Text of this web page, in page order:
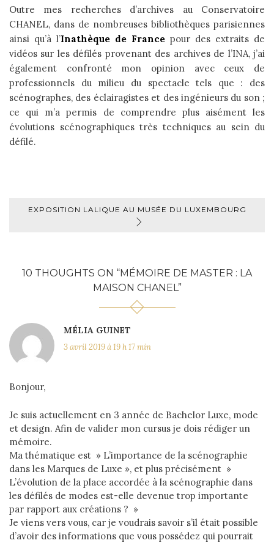
Outre mes recherches d’archives au Conservatoire
CHANEL, dans de nombreuses bibliothèques parisiennes
ainsi qu’à l’Inathèque de France pour des extraits de
vidéos sur les défilés provenant des archives de l’INA, j’ai
également confronté mon opinion avec ceux de
professionnels du milieu du spectacle tels que : des
scénographes, des éclairagistes et des ingénieurs du son ;
ce qui m’a permis de comprendre plus aisément les
évolutions scénographiques très techniques au sein du
défilé.
EXPOSITION LALIQUE AU MUSÉE DU LUXEMBOURG
10 THOUGHTS ON “MÉMOIRE DE MASTER : LA
MAISON CHANEL”
MÉLIA GUINET
3 avril 2019 à 19 h 17 min
Bonjour,
Je suis actuellement en 3 année de Bachelor Luxe, mode
et design. Afin de valider mon cursus je dois rédiger un
mémoire.
Ma thématique est » L’importance de la scénographie
dans les Marques de Luxe », et plus précisément »
L’évolution de la place accordée à la scénographie dans
les défilés de modes est-elle devenue trop importante
par rapport aux créations ? »
Je viens vers vous, car je voudrais savoir s’il était possible
d’avoir des informations que vous possédez qui pourrait